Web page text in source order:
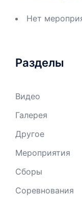
Нет
Разделы
Видео
Галерея
Другое
Мероприятия
Сборы
Соревнования